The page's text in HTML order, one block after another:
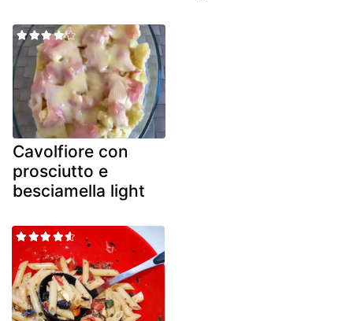
Cavolfiore con
prosciutto e
besciamella light